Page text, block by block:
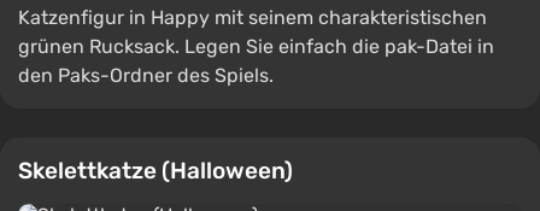
Katzenfigur in Happy mit seinem charakteristischen
grünen Rucksack. Legen Sie einfach die pak-Datei in
den Paks-Ordner des Spiels.
Skelettkatze (Halloween)